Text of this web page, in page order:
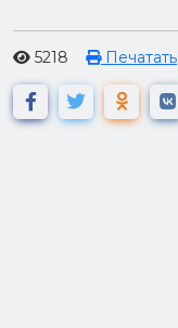
5218 Печатать